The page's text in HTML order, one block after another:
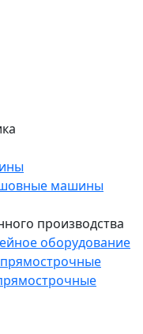
машины
производства
оборудование